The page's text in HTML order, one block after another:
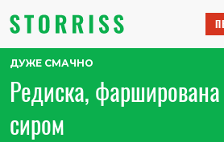
ДУЖЕ СМАЧНО
Редиска,
сиром